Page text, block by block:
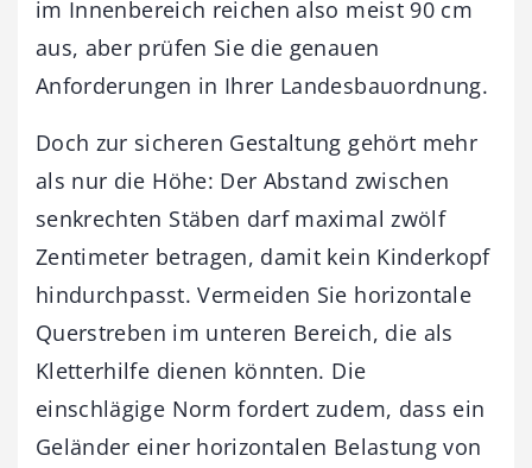
im Innenbereich reichen also meist 90 cm
aus, aber prüfen Sie die genauen
Anforderungen in Ihrer Landesbauordnung.
Doch zur sicheren Gestaltung gehört mehr
als nur die Höhe: Der Abstand zwischen
senkrechten Stäben darf maximal zwölf
Zentimeter betragen, damit kein Kinderkopf
hindurchpasst. Vermeiden Sie horizontale
Querstreben im unteren Bereich, die als
Kletterhilfe dienen könnten. Die
einschlägige Norm fordert zudem, dass ein
Geländer einer horizontalen Belastung von